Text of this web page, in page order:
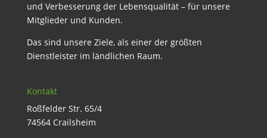
und Verbesserung der Lebensqualität – für unsere
Mitglieder und Kunden.
Das sind unsere Ziele, als einer der größten
Dienstleister im ländlichen Raum.
Kontakt
Roßfelder Str. 65/4
74564 Crailsheim